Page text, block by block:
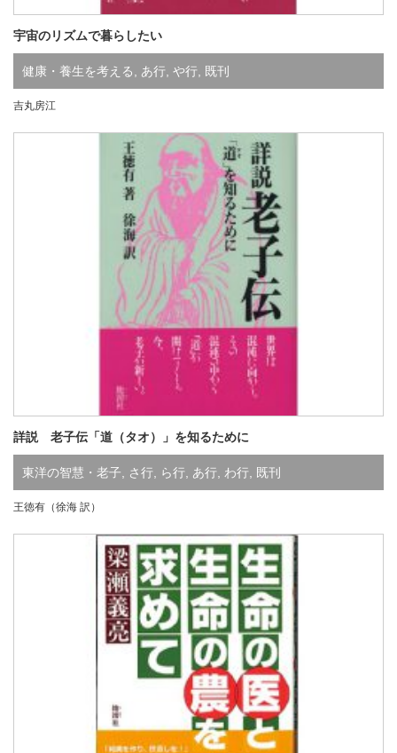
宇宙のリズムで暮らしたい
健康・養生を考える あ行 や行 既刊
吉丸房江
詳説 老子伝「道（タオ）」を知るために
東洋の智慧・老子, さ行, ら行, あ行, わ行, 既刊
王徳有（徐海 訳）